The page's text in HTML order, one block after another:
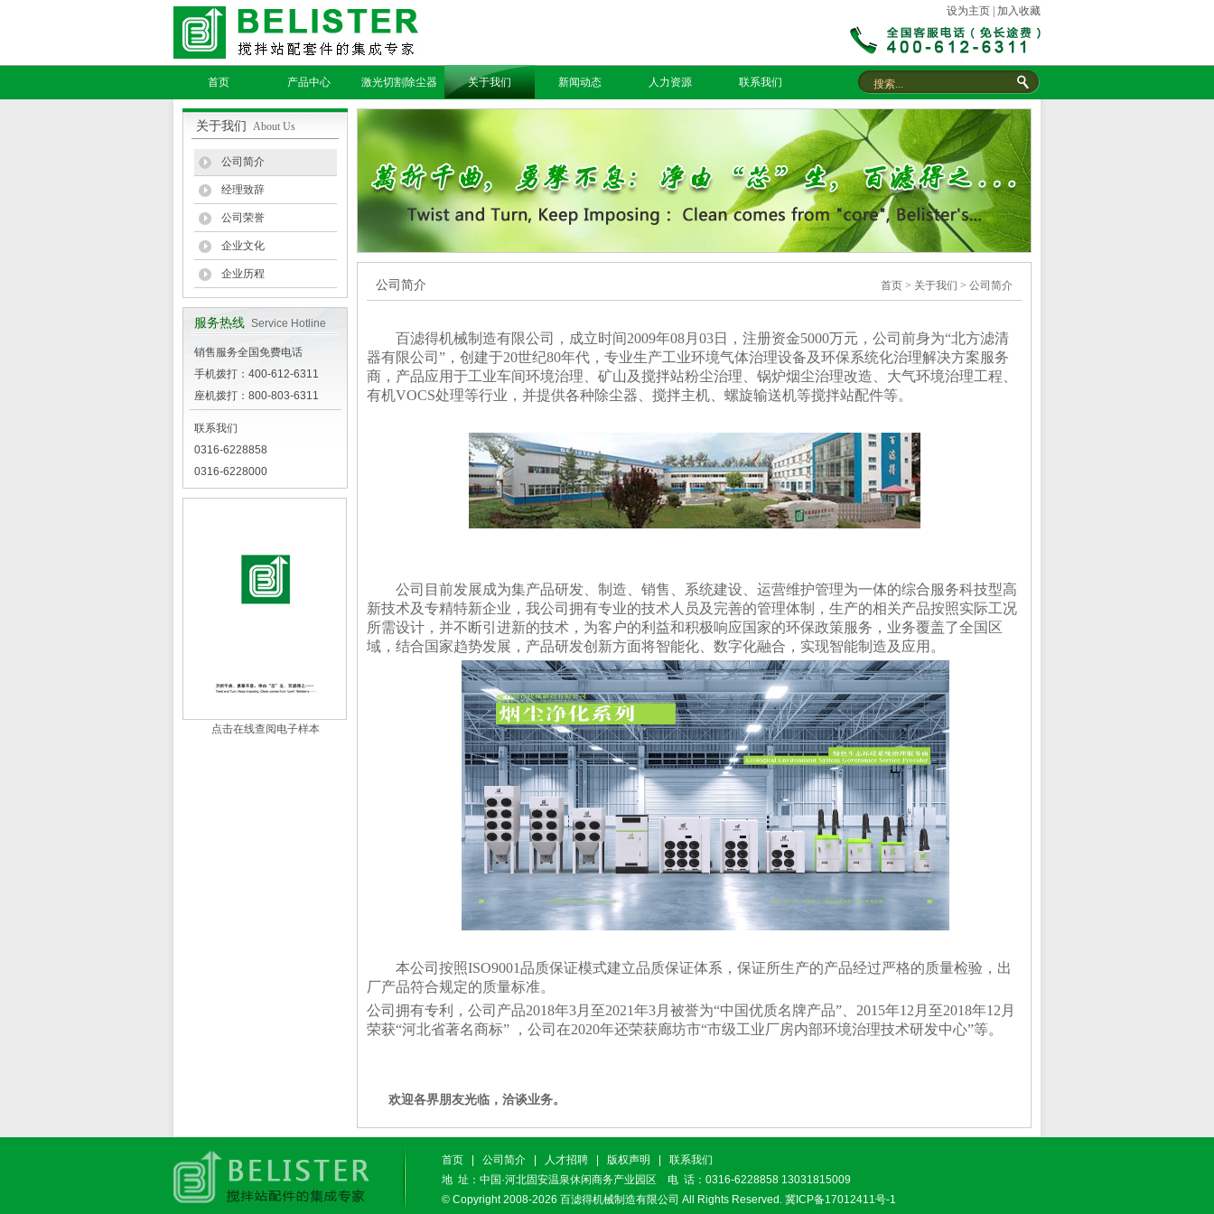
设为主页 加入收藏
首页 产品中心 激光切割除尘器 关于我们 新闻动态 人力资源 联系我们
关于我们 About Us
公司简介
经理致辞
公司荣誉
企业文化
企业历程
服务热线 Service Hotline
销售服务全国免费电话
手机拨打：400-612-6311
座机拨打：800-803-6311
联系我们
0316-6228858
0316-6228000
点击在线查阅电子样本
公司简介 首页 > 关于我们 > 公司简介
百滤得机械制造有限公司，成立时间2009年08月 03日，注册资金5000万元，公司前身为“北方滤清
器有限公司”，创建于20世纪80年代，专业生产工业环境气体治理设备及环保系统化治理解决方案服务
商，产品应用于工业车间环境治理、矿山及搅拌站粉尘治理、锅炉烟尘治理改造、大气环境治理工程、
有机VOCS处理等行业，并提供各种除尘器、搅拌主机、螺旋输送机等搅拌站配件等。
公司目前发展成为集产品研发、制造、销售、系统建设、运营维护管理为一体的综合服务科技型高
新技术及专精特新企业，我公司拥有专业的技术人员及完善的管理体制，生产的相关产品按照实际工况
所需设计，并不断引进新的技术，为客户的利益和积极响应国家的环保政策服务，业务覆盖了全国区
域，结合国家趋势发展，产品研发创新方面将智能化、数字化融合，实现智能制造及应用。
本公司按照ISO9001品质保证模式建立品质保证体系，保证所生产的产品经过严格的质量检验，出
厂产品符合规定的质量标准。
公司拥有专利，公司产品2018年3月至2021年3月被誉为“中国优质名牌产品”、2015年12月至2018年12月
荣获“河北省著名商标” ，公司在2020年还荣获廊坊市“市级工业厂房内部环境治理技术研发中心”等。
欢迎各界朋友光临，洽谈业务。
首页 公司简介 人才招聘 版权声明
联系我们
地 址：中国·河北固安温泉休闲商务产业园区 电 话：0316-6228858 13031815009
© Copyright 2008-2026 百滤得机械制造有限公司 All Rights Reserved. 冀ICP备17012411号-1